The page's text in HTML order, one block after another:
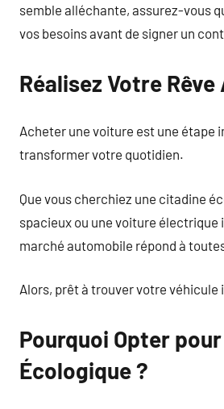
semble alléchante, assurez-vous
vos besoins avant de signer un
Réalisez Votre
Acheter une voiture est une étape
transformer votre quotidien.
Que vous cherchiez une citadine
spacieux ou une voiture électrique
marché automobile répond à
Alors, prêt à trouver votre véhicule
Pourquoi Opter
Écologique ?